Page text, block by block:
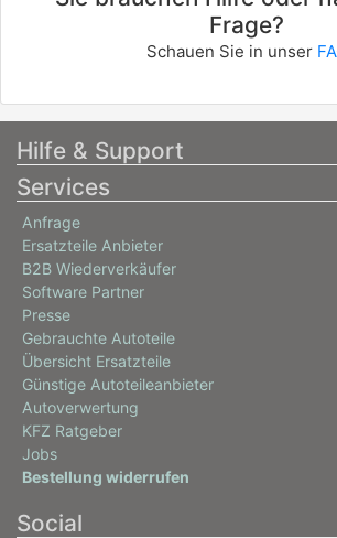
Frage?
Schauen Sie in unser
Hilfe & Support
Services
Anfrage
Ersatzteile Anbieter
B2B Wiederverkäufer
Software Partner
Presse
Gebrauchte Autoteile
Übersicht Ersatzteile
Günstige Autoteileanbieter
Autoverwertung
KFZ Ratgeber
Jobs
Bestellung widerrufen
Social